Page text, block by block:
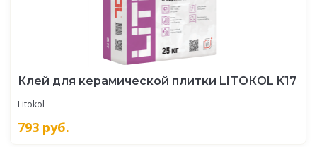
Клей для керамической плитки LITOКOL K17
Litokol
793 руб.